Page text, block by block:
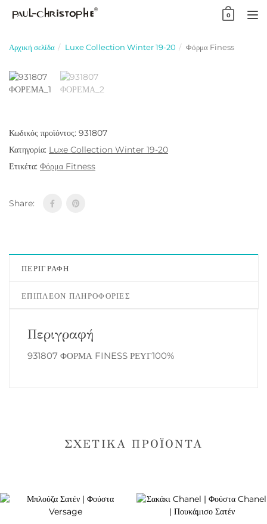
0
Αρχική σελίδα Luxe Collection Winter 19-20 Φόρμα Finess
Κωδικός προϊόντος: 931807
Κατηγορία: Luxe Collection Winter 19-20
Ετικέτα: Φόρμα Fitness
Share:
ΠΕΡΙΓΡΑΦΉ
ΕΠΙΠΛΈΟΝ ΠΛΗΡΟΦΟΡΊΕΣ
Περιγραφή
931807 ΦΟΡΜΑ FINESS ΡΕΥΓ100%
ΣΧΕΤΙΚΆ ΠΡΟΪΌΝΤΑ